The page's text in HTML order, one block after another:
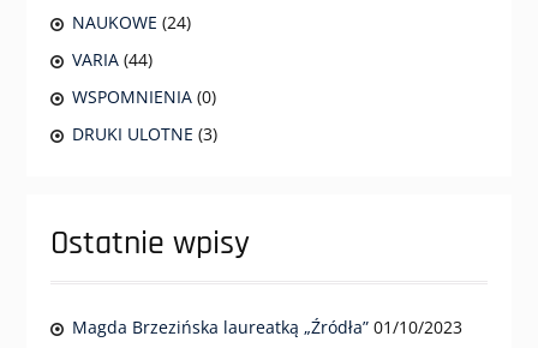
NAUKOWE (24)
VARIA (44)
WSPOMNIENIA (0)
DRUKI ULOTNE (3)
Ostatnie wpisy
Magda Brzezińska laureatką „Źródła” 01/10/2023